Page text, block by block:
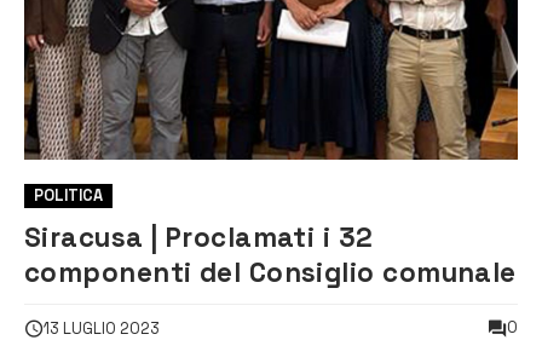
POLITICA
Siracusa | Proclamati i 32
componenti del Consiglio comunale
13 LUGLIO 2023 0